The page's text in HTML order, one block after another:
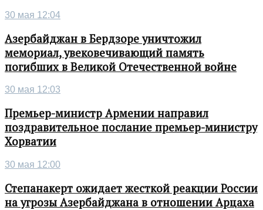
30 мая 12:04
Азербайджан в Бердзоре уничтожил
мемориал, увековечивающий память
погибших в Великой Отечественной войне
30 мая 12:03
Премьер-министр Армении направил
поздравительное послание премьер-министру
Хорватии
30 мая 12:00
Степанакерт ожидает жесткой реакции России
на угрозы Азербайджана в отношении Арцаха